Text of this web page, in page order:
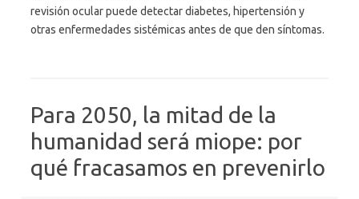
revisión ocular puede detectar diabetes, hipertensión y
otras enfermedades sistémicas antes de que den síntomas.
Para 2050, la mitad de la
humanidad será miope: por
qué fracasamos en prevenirlo